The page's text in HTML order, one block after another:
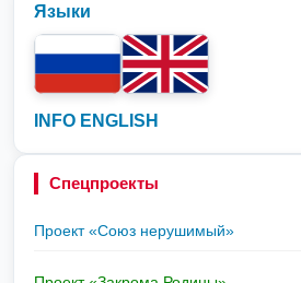
Языки
INFO ENGLISH
Спецпроекты
Проект «Союз нерушимый»